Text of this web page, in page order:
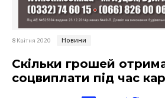
8 Квітня 2020 Новини
Скільки грошей
соцвиплати під час